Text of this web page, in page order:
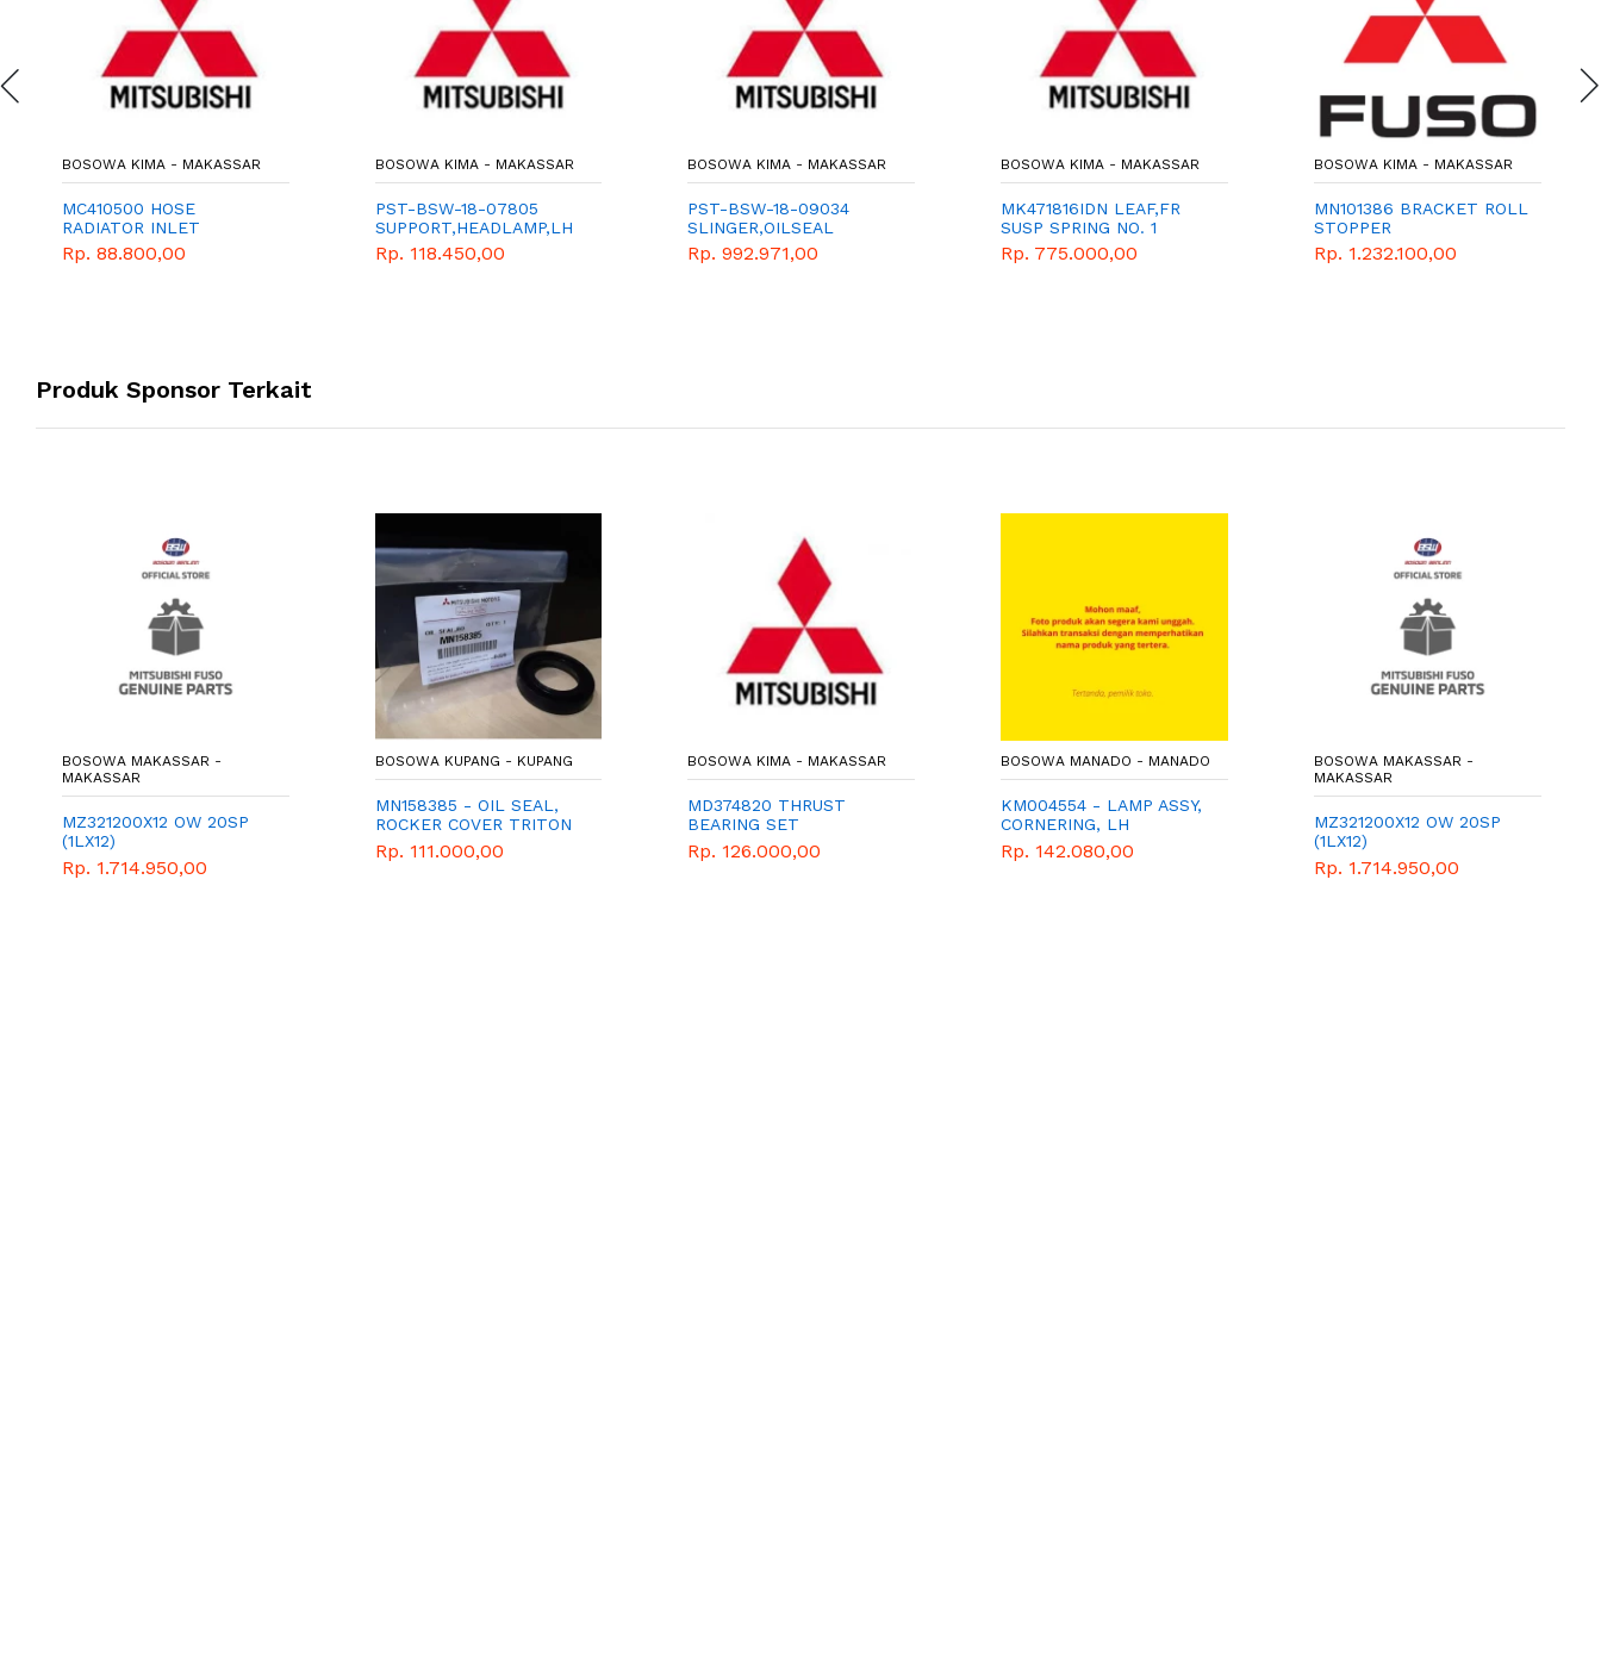
BOSOWA KIMA - MAKASSAR
MC410500 HOSE
RADIATOR INLET
Rp. 88.800,00
BOSOWA KIMA - MAKASSAR
PST-BSW-18-07805
SUPPORT,HEADLAMP,LH
Rp. 118.450,00
BOSOWA KIMA - MAKASSAR
PST-BSW-18-09034
SLINGER,OILSEAL
Rp. 992.971,00
BOSOWA KIMA - MAKASSAR
MK471816IDN LEAF,FR
SUSP SPRING NO. 1
Rp. 775.000,00
BOSOWA KIMA - MAKASSAR
MN101386 BRACKET ROLL
STOPPER
Rp. 1.232.100,00
Produk Sponsor Terkait
BOSOWA MAKASSAR -
MAKASSAR
MZ321200X12 OW 20SP
(1LX12)
Rp. 1.714.950,00
BOSOWA KUPANG - KUPANG
MN158385 - OIL SEAL,
ROCKER COVER TRITON
PAJERO
Rp. 111.000,00
BOSOWA KIMA - MAKASSAR
MD374820 THRUST
BEARING SET
Rp. 126.000,00
BOSOWA MANADO - MANADO
KM004554 - LAMP ASSY,
CORNERING, LH
Rp. 142.080,00
BOSOWA MAKASSAR -
MAKASSAR
MZ321200X12 OW 20SP
(1LX12)
Rp. 1.714.950,00